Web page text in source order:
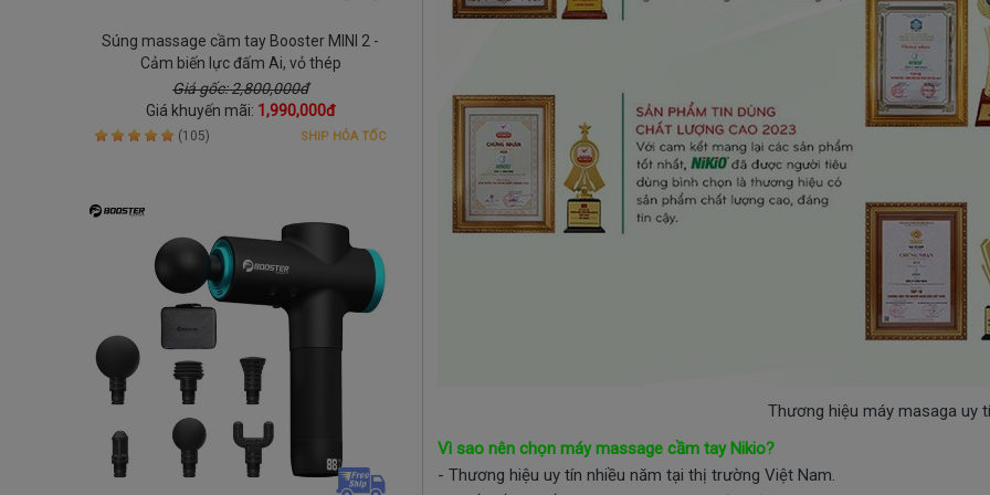
Súng massage cầm tay Booster MINI 2 -
Cảm biến lực đấm Ai, vỏ thép
Giá gốc: 2,800,000đ
Giá khuyến mãi: 1,990,000đ
(105) SHIP HỎA TỐC
Thương hiệu máy masaga uy
Vì sao nên chọn máy massage cầm tay Nikio?
- Thương hiệu uy tín nhiều năm tại thị trường Việt Nam.